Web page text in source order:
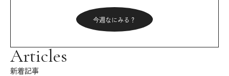
今週なにみる？
Articles
新着記事